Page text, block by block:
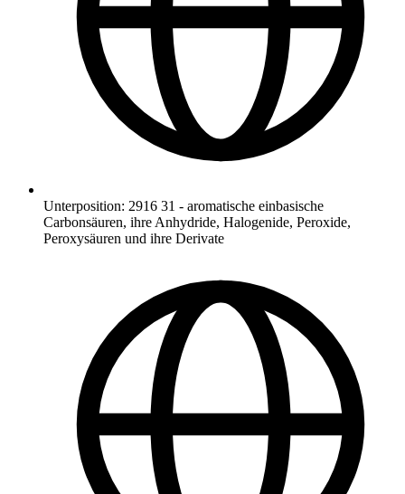
Unterposition: 2916 31 - aromatische einbasische
Carbonsäuren, ihre Anhydride, Halogenide, Peroxide,
Peroxysäuren und ihre Derivate